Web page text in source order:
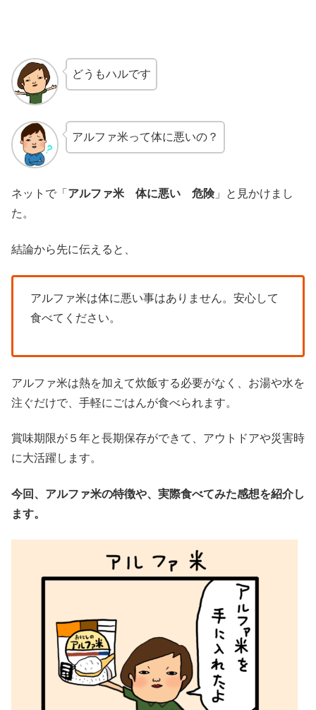
どうもハルです
アルファ米って体に悪いの？
ネットで「 アルファ米 体に悪い 危険」と見かけまし
た。
結論から先に伝えると、
アルファ米は体に悪い事はありません。安心して
食べてください。
アルファ米は熱を加えて炊飯する必要がなく、お湯や水を
注ぐだけで、手軽にごはんが食べられます。
賞味期限が５年と長期保存ができて、アウトドアや災害時
に大活躍します。
今回、アルファ米の特徴や、実際食べてみた感想を紹介し
ます。